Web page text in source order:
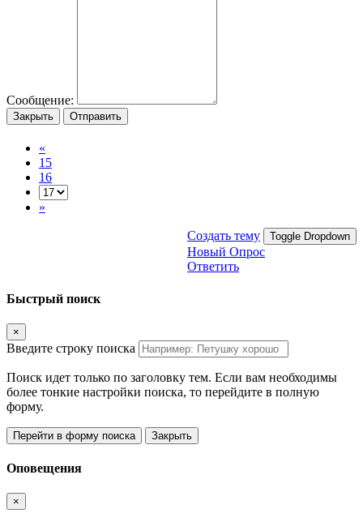
Сообщение:
Закрыть Отправить
«
15
16
»
Создать тему Toggle Dropdown
Новый Опрос
Ответить
Быстрый поиск
×
Введите строку поиска
Поиск идет только по заголовку тем. Если вам необходимы
более тонкие настройки поиска, то перейдите в полную
форму.
Перейти в форму поиска Закрыть
Оповещения
×